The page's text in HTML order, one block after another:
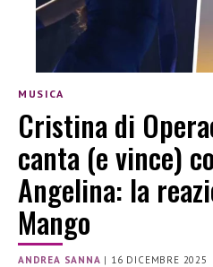
MUSICA
Cristina di
canta (e vince)
Angelina: la
Mango
ANDREA SANNA | 16 DICEMBRE 2025